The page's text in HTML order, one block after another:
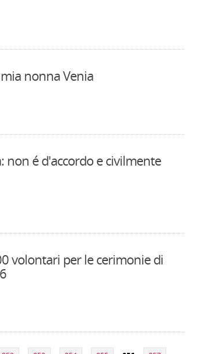
nonna Venia
é d'accordo e civilmente
volontari per le cerimonie di